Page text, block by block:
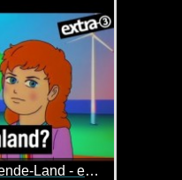
Dr. Elektros Energiewende-Land - extra 3